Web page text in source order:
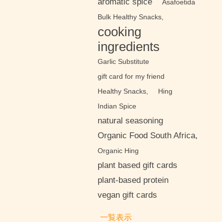
Asafoetida
Bulk Healthy Snacks,
cooking
ingredients
Garlic Substitute
gift card for my friend
Healthy Snacks,
Hing
Indian Spice
natural seasoning
Organic Food South Africa,
Organic Hing
plant based gift cards
plant-based protein
vegan gift cards
一覧表示